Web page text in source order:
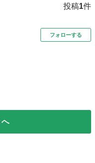
投稿1件
フォローする
へ